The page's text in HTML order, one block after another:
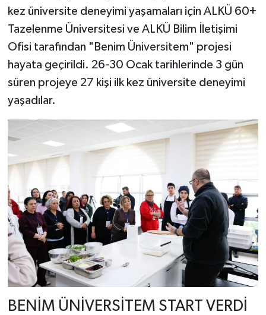
kez üniversite deneyimi yaşamaları için ALKÜ 60+
Tazelenme Üniversitesi ve ALKÜ Bilim İletişimi
Ofisi tarafından "Benim Üniversitem" projesi
hayata geçirildi. 26-30 Ocak tarihlerinde 3 gün
süren projeye 27 kişi ilk kez üniversite deneyimi
yaşadılar.
BENİM ÜNİVERSİTEM START VERDİ